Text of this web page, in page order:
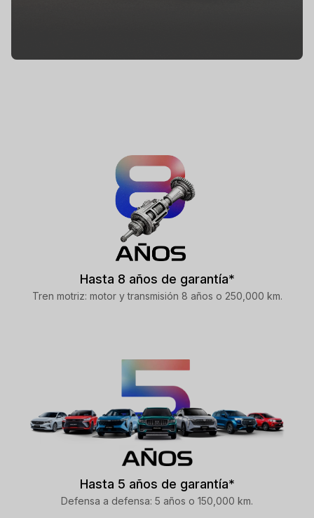
Hasta 8 años de garantía*
Tren motriz: motor y transmisión 8 años o 250,000 km.
Hasta 5 años de garantía*
Defensa a defensa: 5 años o 150,000 km.